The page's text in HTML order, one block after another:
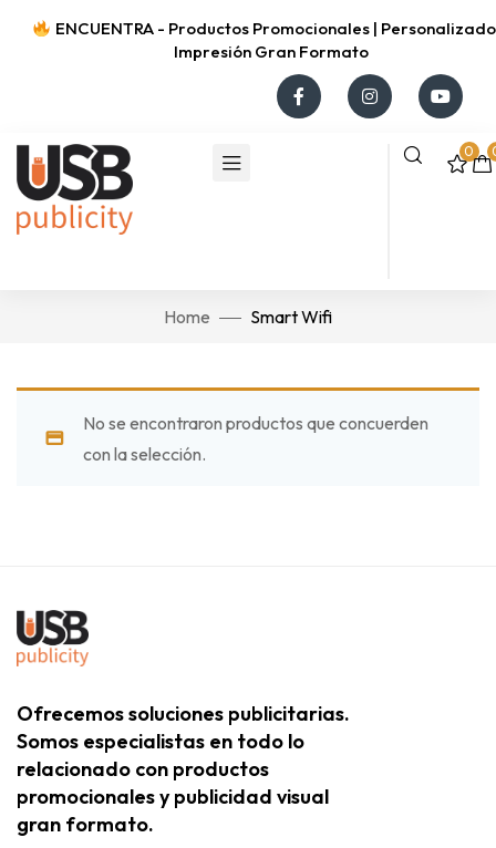
ENCUENTRA - Productos Promocionales |
Impresión Gran Formato
0
Home Smart Wifi
No se encontraron productos que concuerden
con la selección.
Ofrecemos soluciones publicitarias.
Somos especialistas en todo lo
relacionado con productos
promocionales y publicidad visual
gran formato.